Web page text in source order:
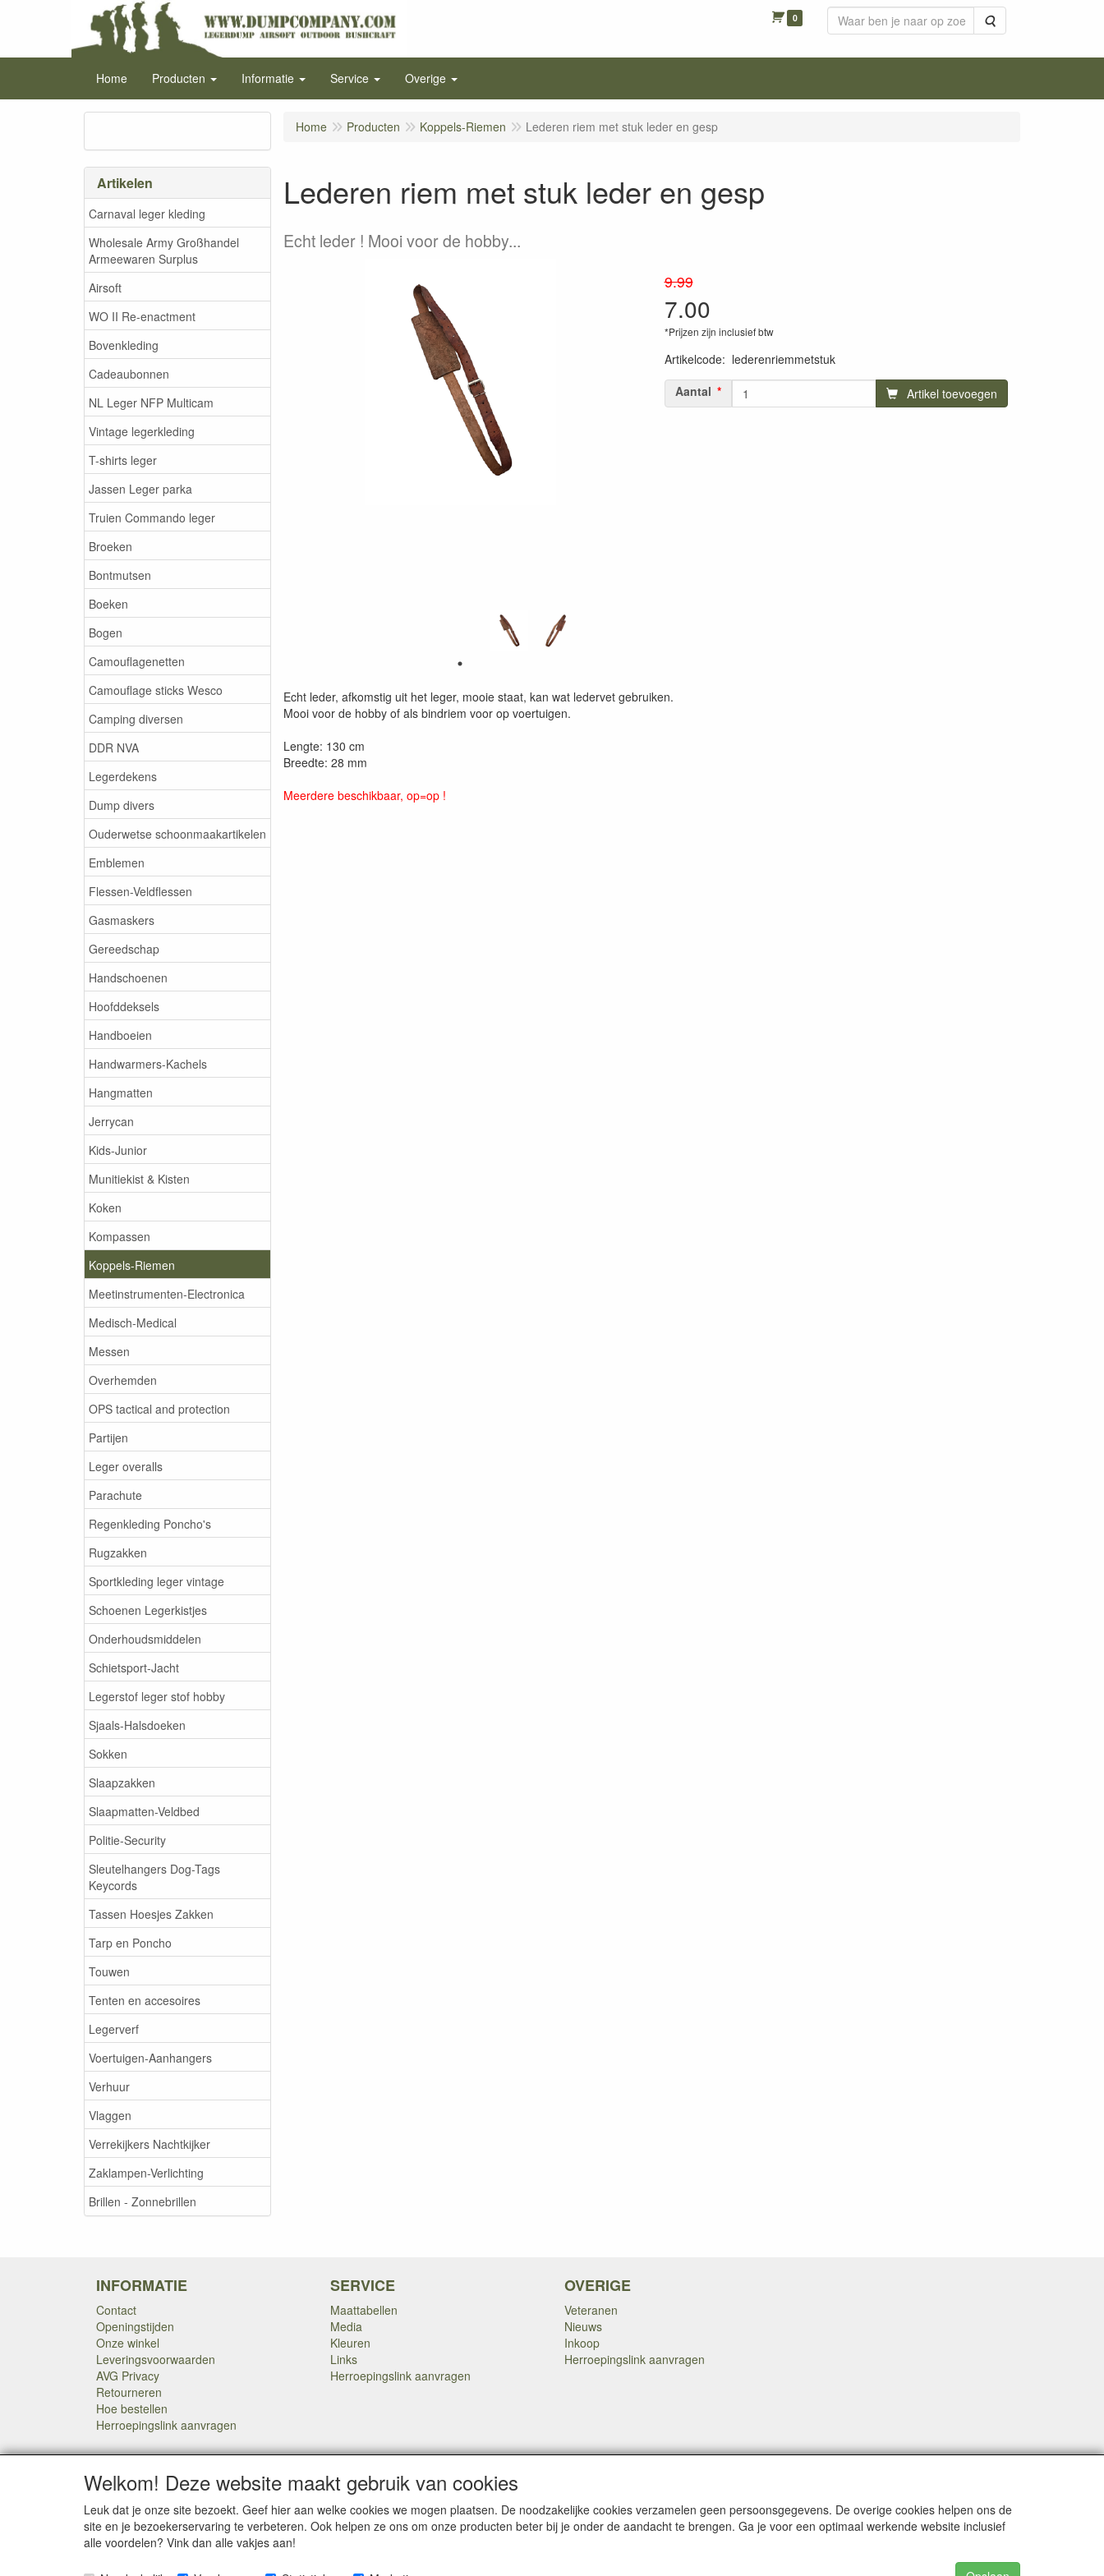
0 Zoeken
Home Producten Informatie Service Overige
Artikelen
Carnaval leger kleding
Wholesale Army Großhandel
Armeewaren Surplus
Airsoft
WO II Re-enactment
Bovenkleding
Cadeaubonnen
NL Leger NFP Multicam
Vintage legerkleding
T-shirts leger
Jassen Leger parka
Truien Commando leger
Broeken
Bontmutsen
Boeken
Bogen
Camouflagenetten
Camouflage sticks Wesco
Camping diversen
DDR NVA
Legerdekens
Dump divers
Ouderwetse schoonmaakartikelen
Emblemen
Flessen-Veldflessen
Gasmaskers
Gereedschap
Handschoenen
Hoofddeksels
Handboeien
Handwarmers-Kachels
Hangmatten
Jerrycan
Kids-Junior
Munitiekist & Kisten
Koken
Kompassen
Koppels-Riemen
Meetinstrumenten-Electronica
Medisch-Medical
Messen
Overhemden
OPS tactical and protection
Partijen
Leger overalls
Parachute
Regenkleding Poncho's
Rugzakken
Sportkleding leger vintage
Schoenen Legerkistjes
Onderhoudsmiddelen
Schietsport-Jacht
Legerstof leger stof hobby
Sjaals-Halsdoeken
Sokken
Slaapzakken
Slaapmatten-Veldbed
Politie-Security
Sleutelhangers Dog-Tags
Keycords
Tassen Hoesjes Zakken
Tarp en Poncho
Touwen
Tenten en accesoires
Legerverf
Voertuigen-Aanhangers
Verhuur
Vlaggen
Verrekijkers Nachtkijker
Zaklampen-Verlichting
Brillen - Zonnebrillen
Home Producten Koppels-Riemen Lederen riem met stuk leder en gesp
Lederen riem met stuk leder en gesp
Echt leder ! Mooi voor de hobby...
9.99
7.00
*Prijzen zijn inclusief btw
Artikelcode: lederenriemmetstuk
Aantal
Artikel toevoegen
Echt leder, afkomstig uit het leger, mooie staat, kan wat ledervet gebruiken.
Mooi voor de hobby of als bindriem voor op voertuigen.
Lengte: 130 cm
Breedte: 28 mm
Meerdere beschikbaar, op=op !
INFORMATIE
Contact
Openingstijden
Onze winkel
Leveringsvoorwaarden
AVG Privacy
Retourneren
Hoe bestellen
Herroepingslink aanvragen
SERVICE
Maattabellen
Media
Kleuren
Links
Herroepingslink aanvragen
OVERIGE
Veteranen
Nieuws
Inkoop
Herroepingslink aanvragen
Copyright Dump Company
SOCIALE MEDIA
Welkom! Deze website maakt gebruik van cookies
Leuk dat je onze site bezoekt. Geef hier aan welke cookies we mogen plaatsen. De noodzakelijke cookies verzamelen geen persoonsgegevens. De overige cookies helpen ons de
site en je bezoekerservaring te verbeteren. Ook helpen ze ons om onze producten beter bij je onder de aandacht te brengen. Ga je voor een optimaal werkende website inclusief
alle voordelen? Vink dan alle vakjes aan!